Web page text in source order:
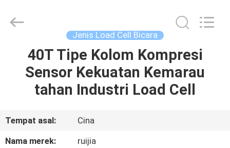
RUMAH
PRODUK
VIDEO
Instruments
Jenis Load Cell Bicara
40T Tipe Kolom Kompresi
Sensor Kekuatan Kemarau
tahan Industri Load Cell
Tempat asal:
Cina
Nama merek:
ruijia